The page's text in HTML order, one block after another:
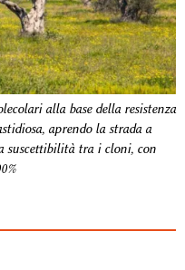
alla base della resistenza
aprendo la strada a
suscettibilità tra i cloni, con